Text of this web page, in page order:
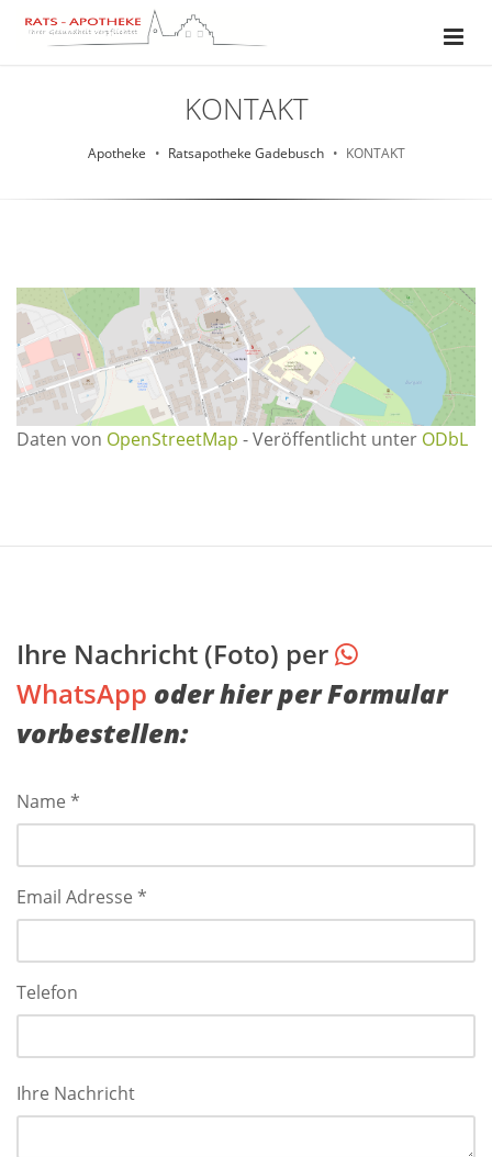
KONTAKT
Apotheke Ratsapotheke Gadebusch KONTAKT
Daten von OpenStreetMap - Veröffentlicht unter ODbL
Ihre Nachricht (Foto) per
WhatsApp oder hier per Formular
vorbestellen:
Name *
Email Adresse *
Telefon
Ihre Nachricht